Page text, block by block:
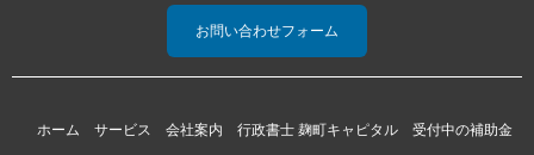
お問い合わせフォーム
ホーム サービス 会社案内 行政書士 麹町キャピタル 受付中の補助金